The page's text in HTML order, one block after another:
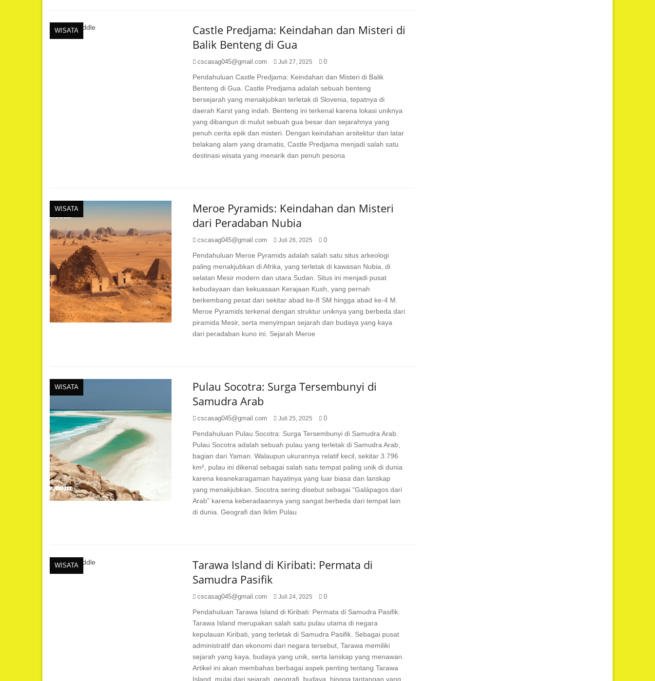
WISATA
Castle Predjama: Keindahan dan Misteri di
Balik Benteng di Gua
cscasag045@gmail.com Juli 27, 2025 0
Pendahuluan Castle Predjama: Keindahan dan Misteri di Balik
Benteng di Gua. Castle Predjama adalah sebuah benteng
bersejarah yang menakjubkan terletak di Slovenia, tepatnya di
daerah Karst yang indah. Benteng ini terkenal karena lokasi uniknya
yang dibangun di mulut sebuah gua besar dan sejarahnya yang
penuh cerita epik dan misteri. Dengan keindahan arsitektur dan latar
belakang alam yang dramatis, Castle Predjama menjadi salah satu
destinasi wisata yang menarik dan penuh pesona
WISATA
Meroe Pyramids: Keindahan dan Misteri
dari Peradaban Nubia
cscasag045@gmail.com Juli 26, 2025 0
Pendahuluan Meroe Pyramids adalah salah satu situs arkeologi
paling menakjubkan di Afrika, yang terletak di kawasan Nubia, di
selatan Mesir modern dan utara Sudan. Situs ini menjadi pusat
kebudayaan dan kekuasaan Kerajaan Kush, yang pernah
berkembang pesat dari sekitar abad ke-8 SM hingga abad ke-4 M.
Meroe Pyramids terkenal dengan struktur uniknya yang berbeda dari
piramida Mesir, serta menyimpan sejarah dan budaya yang kaya
dari peradaban kuno ini. Sejarah Meroe
WISATA
Pulau Socotra: Surga Tersembunyi di
Samudra Arab
cscasag045@gmail.com Juli 25, 2025 0
Pendahuluan Pulau Socotra: Surga Tersembunyi di Samudra Arab.
Pulau Socotra adalah sebuah pulau yang terletak di Samudra Arab,
bagian dari Yaman. Walaupun ukurannya relatif kecil, sekitar 3.796
km², pulau ini dikenal sebagai salah satu tempat paling unik di dunia
karena keanekaragaman hayatinya yang luar biasa dan lanskap
yang menakjubkan. Socotra sering disebut sebagai “Galápagos dari
Arab” karena keberadaannya yang sangat berbeda dari tempat lain
di dunia. Geografi dan Iklim Pulau
WISATA
Tarawa Island di Kiribati: Permata di
Samudra Pasifik
cscasag045@gmail.com Juli 24, 2025 0
Pendahuluan Tarawa Island di Kiribati: Permata di Samudra Pasifik.
Tarawa Island merupakan salah satu pulau utama di negara
kepulauan Kiribati, yang terletak di Samudra Pasifik. Sebagai pusat
administratif dan ekonomi dari negara tersebut, Tarawa memiliki
sejarah yang kaya, budaya yang unik, serta lanskap yang menawan.
Artikel ini akan membahas berbagai aspek penting tentang Tarawa
Island, mulai dari sejarah, geografi, budaya, hingga tantangan yang